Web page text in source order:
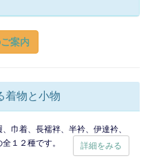
案内
着物と小物
巾着、長襦袢、半衿、伊達衿、
１２種です。
詳細をみる